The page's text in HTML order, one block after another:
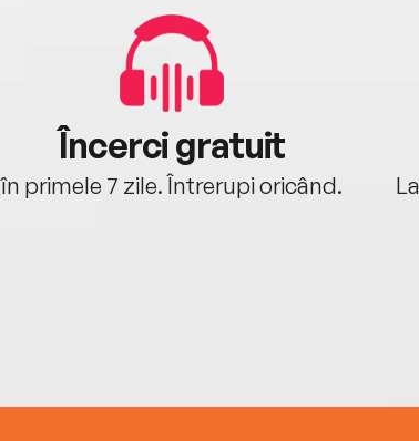
Încerci gratuit
în primele 7 zile. Întrerupi oricând.